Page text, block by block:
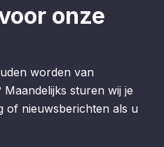
onze
worden van
sturen wij je
of nieuwsberichten als u